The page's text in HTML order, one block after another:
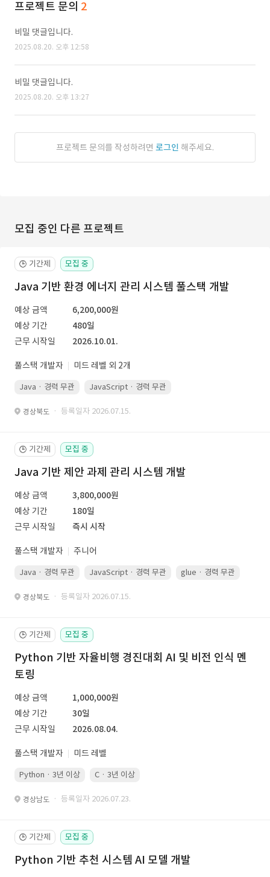
프로젝트 문의 2
비밀 댓글입니다.
2025.08.20. 오후 12:58
비밀 댓글입니다.
2025.08.20. 오후 13:27
프로젝트 문의를 작성하려면 로그인 해주세요.
모집 중인 다른 프로젝트
🕒 기간제 모집 중
Java 기반 환경 에너지 관리 시스템 풀스택 개발
예상 금액
6,200,000원
예상 기간
480일
근무 시작일
2026.10.01.
풀스택 개발자 미드 레벨 외 2개
Java · 경력 무관 JavaScript · 경력 무관
경상북도 · 등록일자 2026.07.15.
🕒 기간제 모집 중
Java 기반 제안 과제 관리 시스템 개발
예상 금액
3,800,000원
예상 기간
180일
근무 시작일
즉시 시작
풀스택 개발자 주니어
Java · 경력 무관 JavaScript · 경력 무관 glue · 경력 무관
경상북도 · 등록일자 2026.07.15.
🕒 기간제 모집 중
Python 기반 자율비행 경진대회 AI 및 비전 인식 멘
토링
예상 금액
1,000,000원
예상 기간
30일
근무 시작일
2026.08.04.
풀스택 개발자 미드 레벨
Python · 3년 이상 C · 3년 이상
경상남도 · 등록일자 2026.07.23.
🕒 기간제 모집 중
Python 기반 추천 시스템 AI 모델 개발